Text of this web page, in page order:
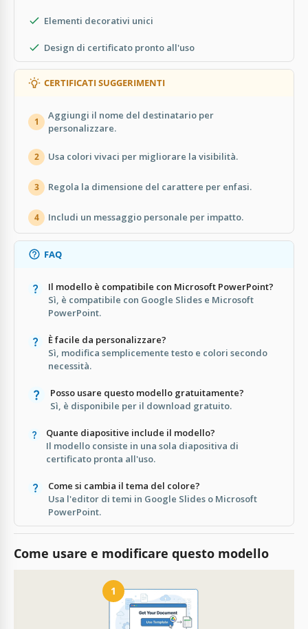
Elementi decorativi unici
Design di certificato pronto all'uso
CERTIFICATI SUGGERIMENTI
1
Aggiungi il nome del destinatario per
personalizzare.
2 Usa colori vivaci per migliorare la visibilità.
3 Regola la dimensione del carattere per enfasi.
4 Includi un messaggio personale per impatto.
FAQ
Il modello è compatibile con Microsoft PowerPoint?
Sì, è compatibile con Google Slides e Microsoft
PowerPoint.
È facile da personalizzare?
Sì, modifica semplicemente testo e colori secondo
necessità.
Posso usare questo modello gratuitamente?
Sì, è disponibile per il download gratuito.
Quante diapositive include il modello?
Il modello consiste in una sola diapositiva di
certificato pronta all'uso.
Come si cambia il tema del colore?
Usa l'editor di temi in Google Slides o Microsoft
PowerPoint.
Come usare e modificare questo modello
1